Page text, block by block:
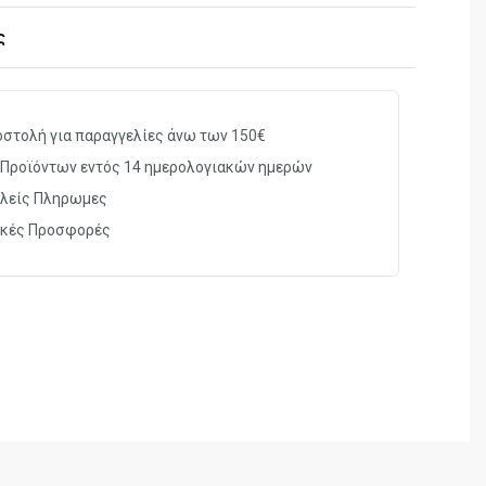
Αερίου Gas
για παραγγελίες άνω των 150€
εντός 14 ημερολογιακών ημερών
Πληρωμες
Προσφορές